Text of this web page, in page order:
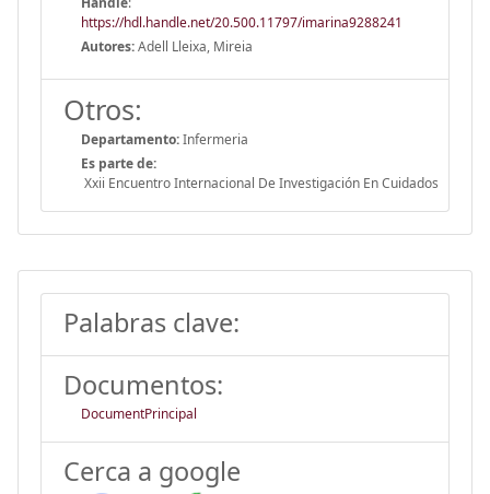
https://hdl.handle.net/20.500.11797/imarina9288241
Autores:Adell Lleixa, Mireia
Otros:
Departamento:Infermeria
Es parte de:
Xxii Encuentro Internacional De Investigación En Cuidados
Palabras clave:
Documentos:
DocumentPrincipal
Cerca a google